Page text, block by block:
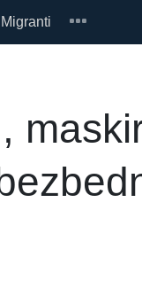
Migranti